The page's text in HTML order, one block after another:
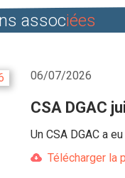
associées
06/07/2026
CSA DGAC
Un CSA DGAC a
Télécharger la